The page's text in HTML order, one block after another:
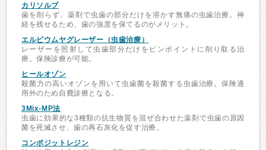
カリソルブ
歯を削らず、薬剤で虫歯の部分だけを溶かす無痛の虫歯治療。神
経を残せるため、歯の強度を保てるのがメリット。
エルビウムヤグレーザー（虫歯治療）
レーザーを照射して虫歯部分だけをピンポイントに削り取る治
療。保険診療が可能。
ヒールオゾン
殺菌力の高いオゾンを用いて虫歯菌を殺菌する虫歯治療。保険適
用外のため自費診療となる。
3Mix-MP法
虫歯に効果的な3種類の抗生物質を混ぜ合わせた薬剤で虫歯の原因
菌を死滅させ、歯の再石灰化を促す治療。
コンポジットレジン